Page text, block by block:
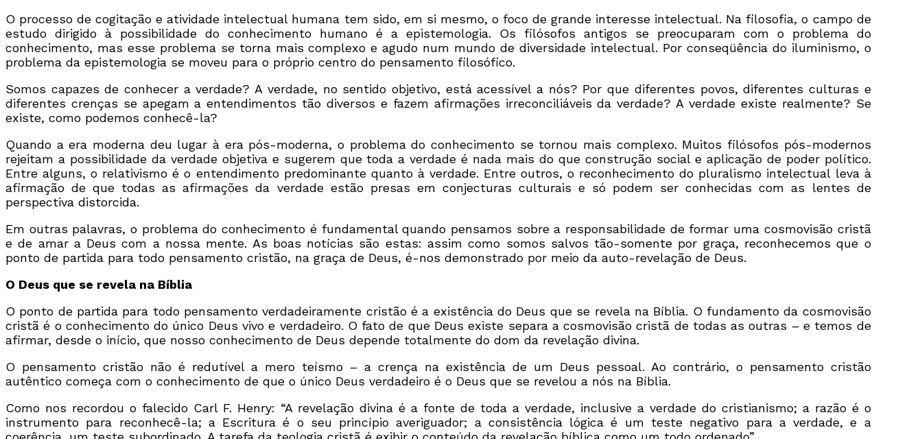
O processo de cogitação e atividade intelectual humana tem sido, em si mesmo, o foco de grande interesse intelectual. Na filosofia, o campo de
estudo dirigido à possibilidade do conhecimento humano é a epistemologia. Os filósofos antigos se preocuparam com o problema do
conhecimento, mas esse problema se torna mais complexo e agudo num mundo de diversidade intelectual. Por conseqüência do iluminismo, o
problema da epistemologia se moveu para o próprio centro do pensamento filosófico.
Somos capazes de conhecer a verdade? A verdade, no sentido objetivo, está acessível a nós? Por que diferentes povos, diferentes culturas e
diferentes crenças se apegam a entendimentos tão diversos e fazem afirmações irreconciliáveis da verdade? A verdade existe realmente? Se
existe, como podemos conhecê-la?
Quando a era moderna deu lugar à era pós-moderna, o problema do conhecimento se tornou mais complexo. Muitos filósofos pós-modernos
rejeitam a possibilidade da verdade objetiva e sugerem que toda a verdade é nada mais do que construção social e aplicação de poder político.
Entre alguns, o relativismo é o entendimento predominante quanto à verdade. Entre outros, o reconhecimento do pluralismo intelectual leva à
afirmação de que todas as afirmações da verdade estão presas em conjecturas culturais e só podem ser conhecidas com as lentes de
perspectiva distorcida.
Em outras palavras, o problema do conhecimento é fundamental quando pensamos sobre a responsabilidade de formar uma cosmovisão cristã
e de amar a Deus com a nossa mente. As boas notícias são estas: assim como somos salvos tão-somente por graça, reconhecemos que o
ponto de partida para todo pensamento cristão, na graça de Deus, é-nos demonstrado por meio da auto-revelação de Deus.
O Deus que se revela na Bíblia
O ponto de partida para todo pensamento verdadeiramente cristão é a existência do Deus que se revela na Bíblia. O fundamento da cosmovisão
cristã é o conhecimento do único Deus vivo e verdadeiro. O fato de que Deus existe separa a cosmovisão cristã de todas as outras – e temos de
afirmar, desde o início, que nosso conhecimento de Deus depende totalmente do dom da revelação divina.
O pensamento cristão não é redutível a mero teísmo – a crença na existência de um Deus pessoal. Ao contrário, o pensamento cristão
autêntico começa com o conhecimento de que o único Deus verdadeiro é o Deus que se revelou a nós na Bíblia.
Como nos recordou o falecido Carl F. Henry: “A revelação divina é a fonte de toda a verdade, inclusive a verdade do cristianismo; a razão é o
instrumento para reconhecê-la; a Escritura é o seu princípio averiguador; a consistência lógica é um teste negativo para a verdade, e a